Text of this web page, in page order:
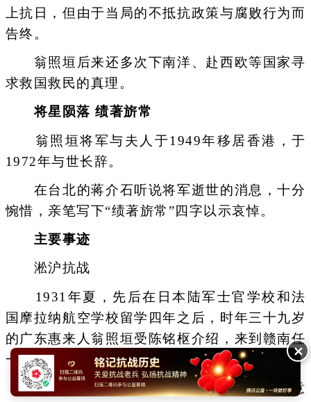
上抗日，但由于当局的不抵抗政策与腐败行为而
告终。
翁照垣后来还多次下南洋、赴西欧等国家寻
求救国救民的真理。
将星陨落 绩著旂常
翁照垣将军与夫人于1949年移居香港，于
1972年与世长辞。
在台北的蒋介石听说将军逝世的消息，十分
惋惜，亲笔写下“绩著旂常”四字以示哀悼。
主要事迹
淞沪抗战
1931年夏，先后在日本陆军士官学校和法
国摩拉纳航空学校留学四年之后，时年三十九岁
的广东惠来人翁照垣受陈铭枢介绍，来到赣南任
一五六旅旅长，成为十九路军一颗耀眼的明星。
不久，“九·一八”事变爆发。翁照垣的注意
✕